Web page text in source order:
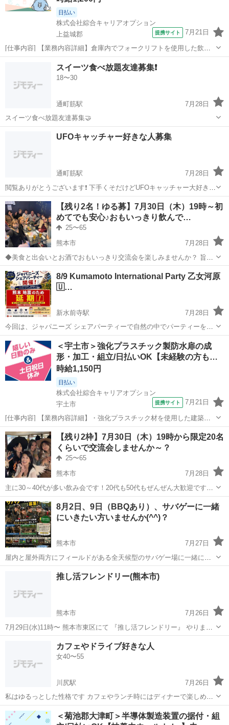
日払い
株式会社綜合キャリアオプション
上益城郡
提携サイト 7月21日
[仕事内容] 【業務内容詳細】倉庫内でフォークリフトを使用した飲料
の仕分け・荷下ろし・積み込み業務。 【取扱製品情報】飲料製品 。＋
お仕事探しはコンシェルスタッフにおまかせ＋。 あなたのお仕事探し
をしっかりサポート！ た...
スイーツ食べ放題友達募集❗️
18〜30
通町筋駅
7月28日
スイーツ食べ放題友達募集🤝
通町筋駅 その他 食べ放題
UFOキャッチャー好きな人募集
通町筋駅
7月28日
閲覧ありがとうございます❗️ 下手くそだけどUFOキャッチャー大好きで
す。
熊本 熊本市 通町筋駅 その他 UFOキャッチャー
【残り2名！ゆる募】7月30日（木）19時～初
めてでも安心♪おもいっきり飲んで…
25〜65
熊本市
7月28日
◆美食と出会いとお酒でおもいっきり交流会を楽しみませんか？ 旨い
食 × 出会い × 旨いお酒 ＝ ”最幸の多幸感” 最幸の人脈作り♪3
拍子揃ってみんなで飲み会を開催します！ 美味しい料理とお酒と交流
を楽しむのが...
熊本 熊本市
8/9 Kumamoto International Party 乙女河原
🇺…
新水前寺駅
7月28日
今回は、ジャパニーズ シェアパーティーで自然の中でパーティーを行
います！ 海外では よく行われてる 食べ物、飲み物 持参のパーティー
になります🤝 1人2品以上を持参して みんなでパーティーを行うアット
ホームなパーティー ...
熊本 熊本市 新水前寺駅 その他 国際交流
＜宇土市＞強化プラスチック製防水扉の成
形・加工・組立/日払いOK【未経験の方も…
時給1,150円
日払い
株式会社綜合キャリアオプション
宇土市
提携サイト 7月21日
[仕事内容] 【業務内容詳細】・強化プラスチック材を使用した建築資
材の切断、 加工、 組立等。 ・成形機械にて強化プラスチック材(型材)
の製作。 【取扱製品情報】・防水扉 。＋お仕事探しはコンシェルスタ
ッフにおまかせ＋。 ...
熊本 宇土市 工場
【残り2枠】7月30日（木）19時から限定20名
くらいで交流会しませんか～？
25〜65
熊本市
7月28日
主に30～40代が多い飲み会です！20代も50代もぜんぜん大歓迎です！
お友達を作るための交流会です！ 熊本市内で開催します！ 参加費無
料。割り勘です！ 人数は限定25人です。 楽しい飲み会にしまし...
熊本 熊本市 友達 飲み会
8月2日、9日（BBQあり）、サバゲーに一緒
にいきたい方いませんか(^^)？
熊本市
7月27日
屋内と屋外両方にフィールドがある全天候型のサバゲー場に一緒にい
きませんか(^^)？ 山の中にあり、標高が高いので意外と涼しいです⛰️
初心者大歓迎です🔰レンタルもあります(^^) サバゲーをゆるくやり、
熊本市 友達 サバゲー
推し活フレンドリー(熊本市)
熊本市
7月26日
7月29日(水)11時〜 熊本市東区にて 『推し活フレンドリー』 やります
😃 アイドル、歌手、タレント ペット、マスコットなど… 推しは何で
もオッケーです🙆‍♀️ みなさんの推しを教えてください✨ ...
その他
カフェやドライブ好きな人
女40〜55
川尻駅
7月26日
私はゆるっとした性格です カフェやランチ時にはディナーで楽しめる
お友達を作りたいと思ってます 仲良くなったら一緒に日帰りツアーに
も参加出来たらなぁと思ってます よろしくお願いします
熊本 熊本市 川尻駅 その他 性格
＜菊池郡大津町＞半導体製造装置の据付・組